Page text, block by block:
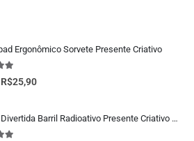
Ergonômico Sorvete Presente Criativo
de 5
R$25,90
Caneca Divertida Barril Radioativo Presente Criativo Geek